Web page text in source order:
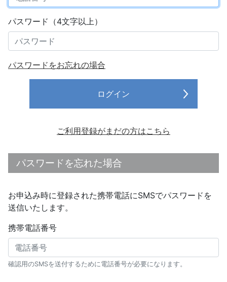
パスワード（4文字以上）
パスワードをお忘れの場合
ログイン
ご利用登録がまだの方はこちら
パスワードを忘れた場合
お申込み時に登録された携帯電話にSMSでパスワードを
送信いたします。
携帯電話番号
確認用のSMSを送付するために電話番号が必要になります。